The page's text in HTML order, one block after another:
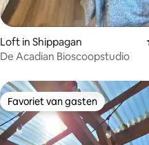
Loft in Shippagan
De Acadian Bioscoopstudio
Favoriet van gasten
Favoriet van gasten